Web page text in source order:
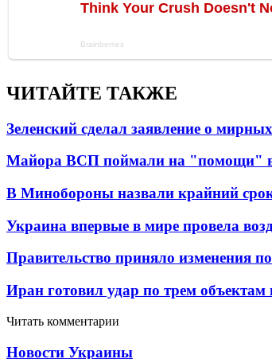
ЧИТАЙТЕ ТАКЖЕ
Зеленский сделал заявление о
Майора ВСП поймали на "помощи"
В Минобороны назвали крайний
Украина впервые в мире провела
Правительство приняло изменения
Иран готовил удар по трем
Читать комментарии
Новости Украины